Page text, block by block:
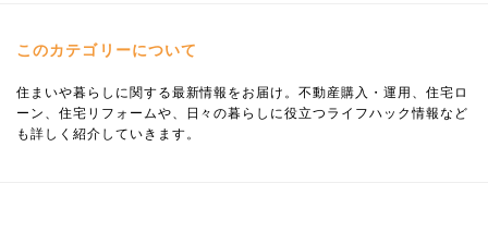
このカテゴリーについて
住まいや暮らしに関する最新情報をお届け。不動産購入・運用、住宅ロ
ーン、住宅リフォームや、日々の暮らしに役立つライフハック情報など
も詳しく紹介していきます。